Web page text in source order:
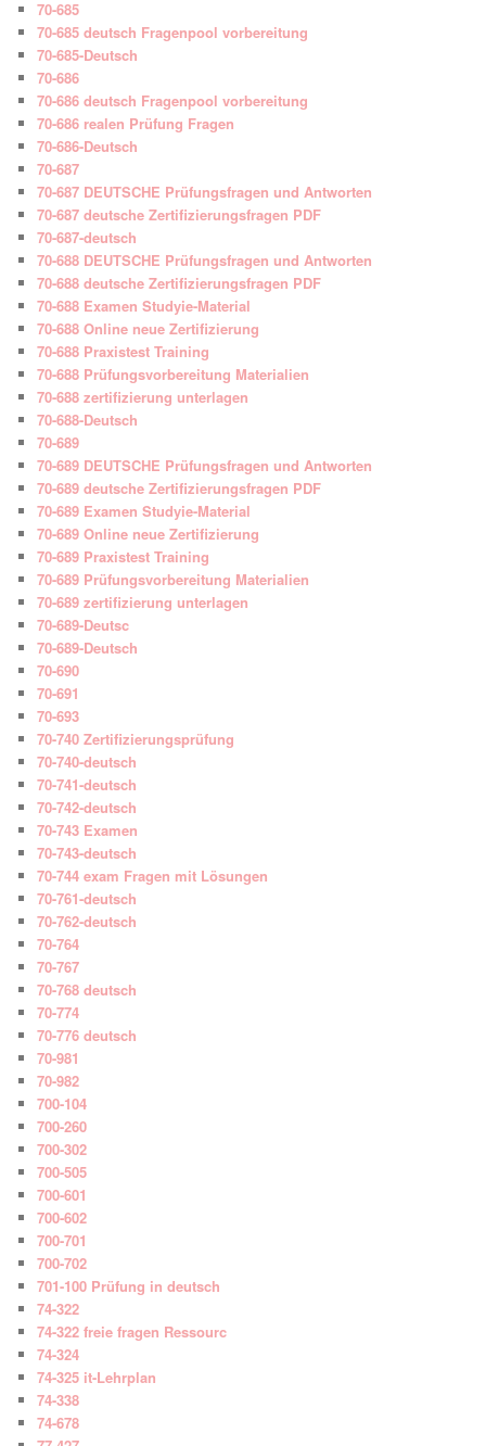
70-685
70-685 deutsch Fragenpool vorbereitung
70-685-Deutsch
70-686
70-686 deutsch Fragenpool vorbereitung
70-686 realen Prüfung Fragen
70-686-Deutsch
70-687
70-687 DEUTSCHE Prüfungsfragen und Antworten
70-687 deutsche Zertifizierungsfragen PDF
70-687-deutsch
70-688 DEUTSCHE Prüfungsfragen und Antworten
70-688 deutsche Zertifizierungsfragen PDF
70-688 Examen Studyie-Material
70-688 Online neue Zertifizierung
70-688 Praxistest Training
70-688 Prüfungsvorbereitung Materialien
70-688 zertifizierung unterlagen
70-688-Deutsch
70-689
70-689 DEUTSCHE Prüfungsfragen und Antworten
70-689 deutsche Zertifizierungsfragen PDF
70-689 Examen Studyie-Material
70-689 Online neue Zertifizierung
70-689 Praxistest Training
70-689 Prüfungsvorbereitung Materialien
70-689 zertifizierung unterlagen
70-689-Deutsc
70-689-Deutsch
70-690
70-691
70-693
70-740 Zertifizierungsprüfung
70-740-deutsch
70-741-deutsch
70-742-deutsch
70-743 Examen
70-743-deutsch
70-744 exam Fragen mit Lösungen
70-761-deutsch
70-762-deutsch
70-764
70-767
70-768 deutsch
70-774
70-776 deutsch
70-981
70-982
700-104
700-260
700-302
700-505
700-601
700-602
700-701
700-702
701-100 Prüfung in deutsch
74-322
74-322 freie fragen Ressourc
74-324
74-325 it-Lehrplan
74-338
74-678